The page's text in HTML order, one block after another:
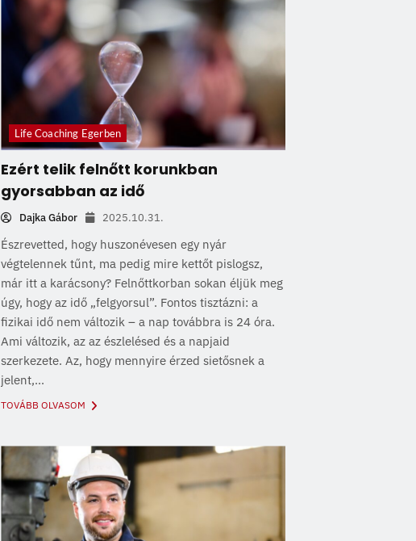
Life Coaching Egerben
Ezért telik felnőtt korunkban
gyorsabban az idő
Dajka Gábor 2025.10.31.
Észrevetted, hogy huszonévesen egy nyár
végtelennek tűnt, ma pedig mire kettőt pislogsz,
már itt a karácsony? Felnőttkorban sokan éljük meg
úgy, hogy az idő „felgyorsul”. Fontos tisztázni: a
fizikai idő nem változik – a nap továbbra is 24 óra.
Ami változik, az az észlelésed és a napjaid
szerkezete. Az, hogy mennyire érzed sietősnek a
jelent,...
TOVÁBB OLVASOM